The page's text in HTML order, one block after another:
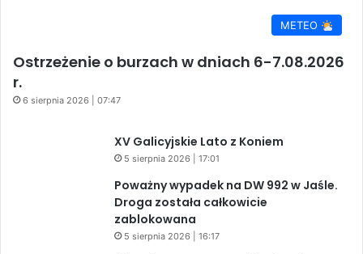
METEO
Ostrzeżenie o burzach w dniach 6-7.08.2026
r.
6 sierpnia 2026 | 07:47
XV Galicyjskie Lato z Koniem
5 sierpnia 2026 | 17:01
Poważny wypadek na DW 992 w Jaśle.
Droga została całkowicie
zablokowana
5 sierpnia 2026 | 16:17